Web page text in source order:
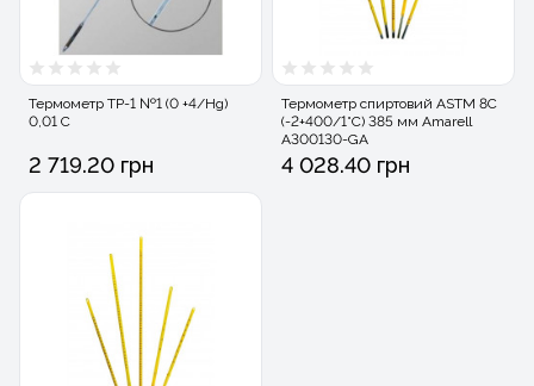
Термометр ТР-1 №1 (0 +4/Hg)
0,01 С
2 719.20 грн
Термометр спиртовий ASTM 8С
(-2+400/1°C) 385 мм Amarell
A300130-GA
4 028.40 грн